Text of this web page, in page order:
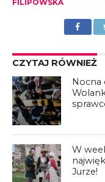
FILIPOWSKA
CZYTAJ RÓWNIEŻ
Nocna
W
Jurze!